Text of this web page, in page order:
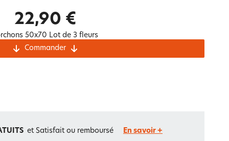
et
22,90 €
50x70 Lot de 3 fleurs
Commander
et Satisfait ou remboursé En savoir +